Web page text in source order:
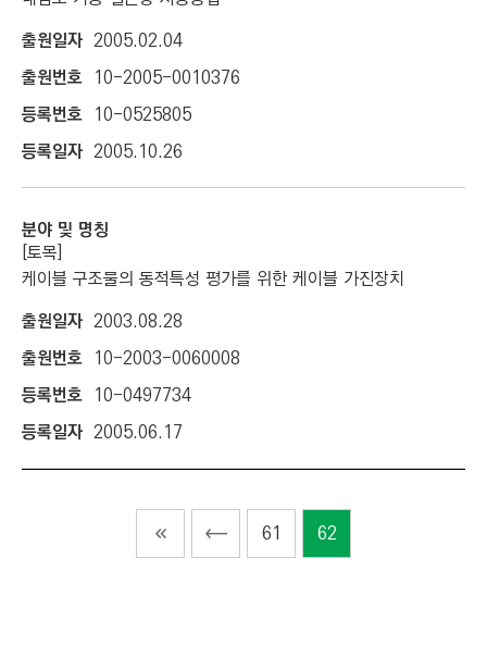
2005.02.04
10-2005-0010376
10-0525805
2005.10.26
[토목]
케이블 구조물의 동적특성 평가를 위한 케이블 가진장치
2003.08.28
10-2003-0060008
10-0497734
2005.06.17
61 62